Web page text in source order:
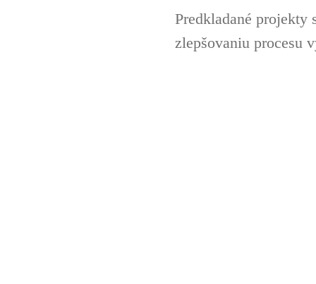
Predkladané
zlepšovaniu procesu